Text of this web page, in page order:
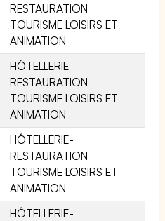
RESTAURATION
TOURISME LOISIRS ET
ANIMATION
HÔTELLERIE-
RESTAURATION
TOURISME LOISIRS ET
ANIMATION
HÔTELLERIE-
RESTAURATION
TOURISME LOISIRS ET
ANIMATION
HÔTELLERIE-